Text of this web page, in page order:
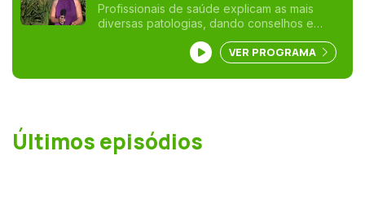
Profissionais de saúde explicam as mais
diversas patologias, dando conselhos e
população em geral.
VER PROGRAMA
Últimos episódios